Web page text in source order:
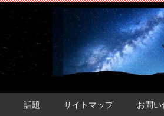
話題 サイトマップ お問い